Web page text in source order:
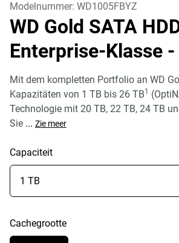
Modelnummer: WD1005FBYZ
WD Gold SATA
Enterprise-Klasse -
Mit dem kompletten Portfolio an WD
Kapazitäten von 1 TB bis 26 TB1
Technologie mit 20 TB, 22 TB, 24 TB
Sie ... Zie meer
Capaciteit
Cachegrootte